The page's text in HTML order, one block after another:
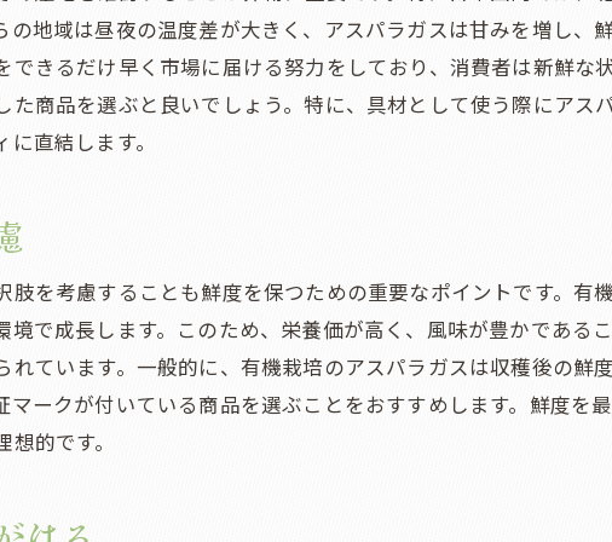
の地域は昼夜の温度差が大きく、アスパラガスは甘みを増し、
きるだけ早く市場に届ける努力をしており、消費者は新鮮な
た商品を選ぶと良いでしょう。特に、具材として使う際にアス
直結します。
肢を考慮することも鮮度を保つための重要なポイントです。有
で成長します。このため、栄養価が高く、風味が豊かである
れています。一般的に、有機栽培のアスパラガスは収穫後の鮮
マークが付いている商品を選ぶことをおすすめします。鮮度を
的です。